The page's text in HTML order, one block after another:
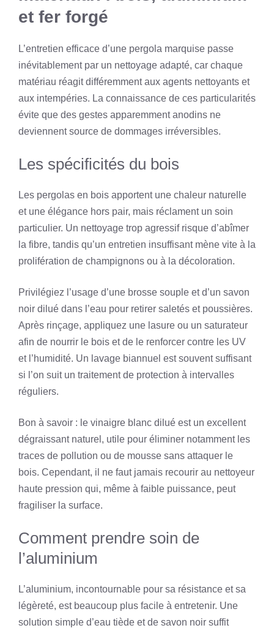
et fer forgé
L’entretien efficace d’une pergola marquise passe
inévitablement par un nettoyage adapté, car chaque
matériau réagit différemment aux agents nettoyants et
aux intempéries. La connaissance de ces particularités
évite que des gestes apparemment anodins ne
deviennent source de dommages irréversibles.
Les spécificités du bois
Les pergolas en bois apportent une chaleur naturelle
et une élégance hors pair, mais réclament un soin
particulier. Un nettoyage trop agressif risque d’abîmer
la fibre, tandis qu’un entretien insuffisant mène vite à la
prolifération de champignons ou à la décoloration.
Privilégiez l’usage d’une brosse souple et d’un savon
noir dilué dans l’eau pour retirer saletés et poussières.
Après rinçage, appliquez une lasure ou un saturateur
afin de nourrir le bois et de le renforcer contre les UV
et l’humidité. Un lavage biannuel est souvent suffisant
si l’on suit un traitement de protection à intervalles
réguliers.
Bon à savoir : le vinaigre blanc dilué est un excellent
dégraissant naturel, utile pour éliminer notamment les
traces de pollution ou de mousse sans attaquer le
bois. Cependant, il ne faut jamais recourir au nettoyeur
haute pression qui, même à faible puissance, peut
fragiliser la surface.
Comment prendre soin de
l’aluminium
L’aluminium, incontournable pour sa résistance et sa
légèreté, est beaucoup plus facile à entretenir. Une
solution simple d’eau tiède et de savon noir suffit